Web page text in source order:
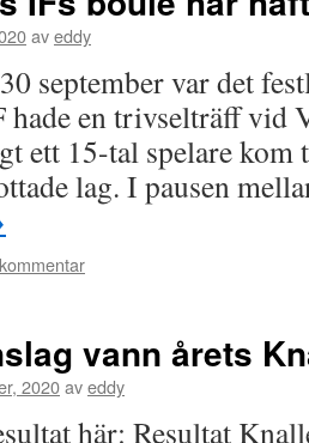
aveddy
september var det
hade en trivselträff vid
ett 15-tal spelare kom
lag. I pausen
vann årets
2020aveddy
här: Resultat